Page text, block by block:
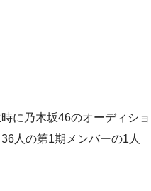
に乃木坂46のオーディショ
人の第1期メンバーの1人